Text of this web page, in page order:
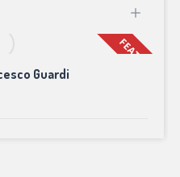
FEATURED
Guardi